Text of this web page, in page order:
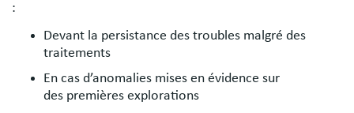
:
Devant la persistance des troubles malgré des
traitements
En cas d’anomalies mises en évidence sur
des premières explorations